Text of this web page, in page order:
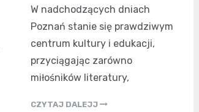
W nadchodzących dniach
Poznań stanie się prawdziwym
centrum kultury i edukacji,
przyciągając zarówno
miłośników literatury,
CZYTAJ DALEJJ